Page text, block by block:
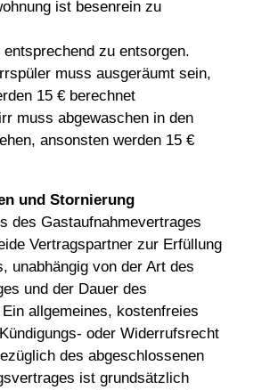
ist besenrein zu
zu entsorgen.
muss ausgeräumt sein,
15 € berechnet
muss abgewaschen in den
ansonsten werden 15 €
und Stornierung
des Gastaufnahmevertrages
Vertragspartner zur Erfüllung
unabhängig von der Art des
und der Dauer des
allgemeines, kostenfreies
oder Widerrufsrecht
des abgeschlossenen
ist grundsätzlich